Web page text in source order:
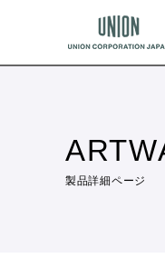
製品詳細ページ